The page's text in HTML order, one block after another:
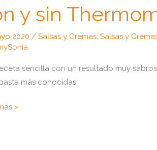
y sin
2020/Salsas y Cremas,Salsas y
sencilla con un resultado muy
más conocidas
»